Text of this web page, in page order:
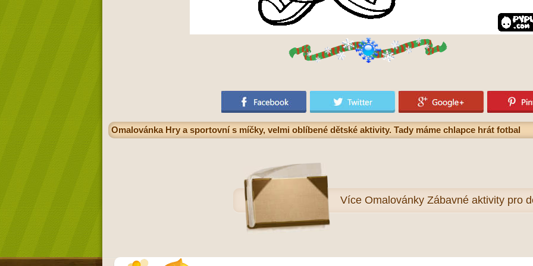
Omalovánka Hry a sportovní s míčky, velmi oblíbené dětské aktivity. Tady máme chlapce hrát fotbal
Více Omalovánky Zábavné aktivity pro